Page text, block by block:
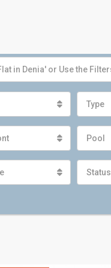
Type
Pool
Status